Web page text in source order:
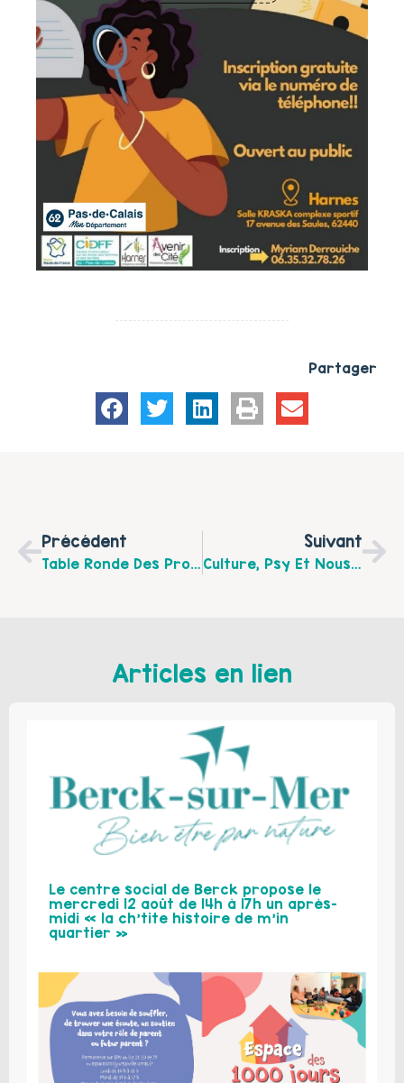
Partager
Précédent
Table Ronde Des Professionnels Petite Enfance – CPTS
Suivant
Culture, Psy Et Nous – Temps D’échanges Et De Partage
Articles en lien
Le centre social de Berck propose le
mercredi 12 août de 14h à 17h un après-
midi « la ch’tite histoire de m’in
quartier »